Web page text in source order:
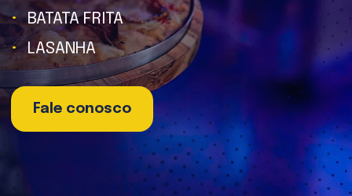
BATATA FRITA
LASANHA
Fale conosco